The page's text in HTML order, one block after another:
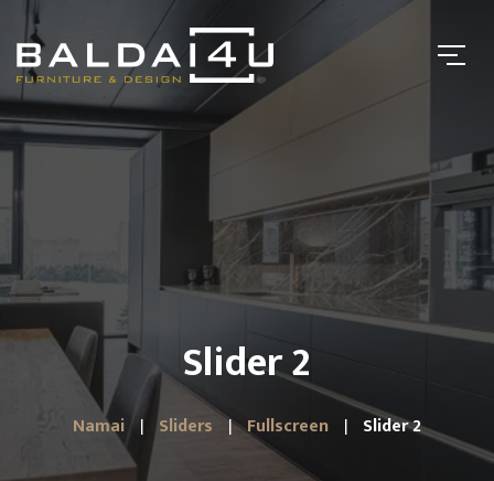
Slider 2
Namai Sliders Fullscreen Slider 2